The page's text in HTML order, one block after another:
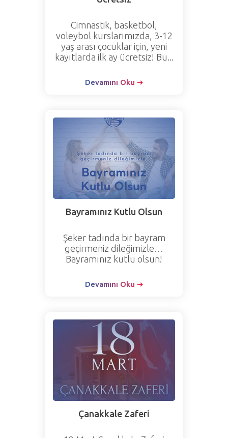
Cimnastik, basketbol,
voleybol kurslarımızda, 3-12
yaş arası çocuklar için, yeni
kayıtlarda ilk ay ücretsiz! Bu...
Devamını Oku ➔
Bayramınız Kutlu Olsun
Şeker tadında bir bayram
geçirmeniz dileğimizle…
Bayramınız kutlu olsun!
Devamını Oku ➔
Çanakkale Zaferi